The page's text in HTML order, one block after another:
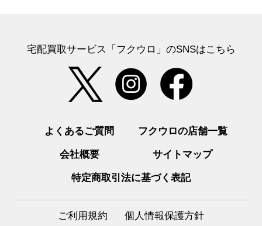
宅配買取サービス「フクウロ」のSNSはこちら
よくあるご質問 フクウロの店舗一覧
会社概要 サイトマップ
特定商取引法に基づく表記
ご利用規約 個人情報保護方針